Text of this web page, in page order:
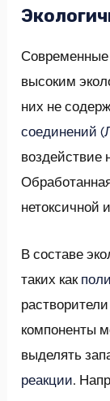
Современные
высоким
них не
соединений
воздействие
нетоксичной
В составе
таких как
компоненты
выделять
реакции.